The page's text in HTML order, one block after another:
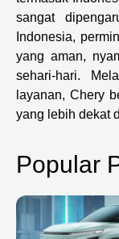
sangat
Indonesia,
yang aman,
sehari-hari.
layanan, Chery
yang lebih dekat
Popular